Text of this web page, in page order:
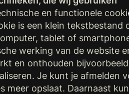
en functionele
is een klein
tablet of
werking van de website
en onthouden
Je kunt je afmelden
meer opslaat. Daarnaast